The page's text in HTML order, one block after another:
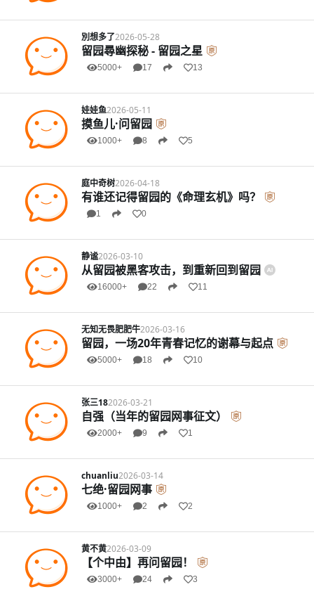
別想多了2026-05-28
留园尋幽探秘 - 留园之星
5000+ 17 13
娃娃鱼2026-05-11
摸鱼儿·问留园
1000+ 8 5
庭中奇树2026-04-18
有谁还记得留园的《命理玄机》吗？
1 0
静谧2026-03-10
从留园被黑客攻击，到重新回到留园
16000+ 22 11
无知无畏肥肥牛2026-03-16
留园，一场20年青春记忆的谢幕与起点
5000+ 18 10
张三182026-03-21
自强（当年的留园网事征文）
2000+ 9 1
chuanliu2026-03-14
七绝·留园网事
1000+ 2 2
黄不黄2026-03-09
【个中由】再问留园！
3000+ 24 3